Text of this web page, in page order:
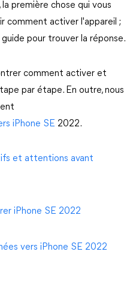
première chose qui vous
comment activer l'appareil ;
pour trouver la réponse.
comment activer et
par étape. En outre, nous
iPhone SE 2022.
et attentions avant
iPhone SE 2022
vers iPhone SE 2022